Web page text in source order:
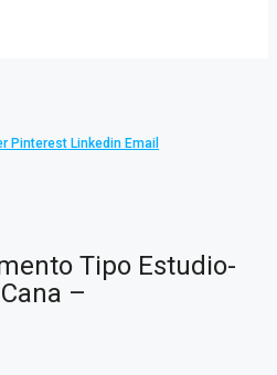
Pinterest Linkedin Email
Tipo Estudio-
–